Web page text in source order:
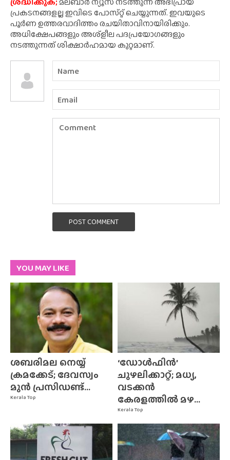
പ്രകടനങ്ങളല്ല ഇവിടെ പോസ്‌റ്റ് ചെയ്യുന്നത്. ഇവയുടെ
പൂർണ ഉത്തരവാദിത്തം രചയിതാവിനായിരിക്കും.
അധിക്ഷേപങ്ങളും അശ്‌ളീല പദപ്രയോഗങ്ങളും
നടത്തുന്നത് ശിക്ഷാർഹമായ കുറ്റമാണ്.
POST COMMENT
YOU MAY LIKE
Kerala Top
ശബരിമല നെയ്യ്
ക്രമക്കേട്; ദേവസ്വം
മുൻ പ്രസിഡണ്ട്...
Kerala Top
‘ഡോൾഫിൻ’
ചുഴലിക്കാറ്റ്; മധ്യ,
വടക്കൻ
കേരളത്തിൽ മഴ...